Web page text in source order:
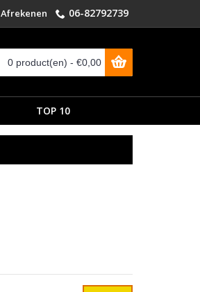
Afrekenen 06-82792739
0 product(en) - €0,00
TOP 10